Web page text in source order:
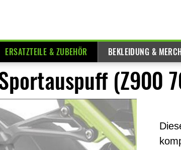
ERSATZTEILE & ZUBEHÖR BEKLEIDUNG &
(Z900